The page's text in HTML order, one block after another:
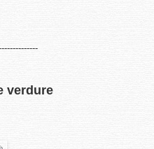
verdure